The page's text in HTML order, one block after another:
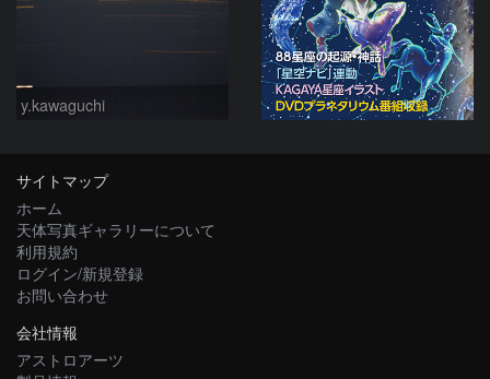
y.kawaguchi
サイトマップ
ホーム
天体写真ギャラリーについて
利用規約
ログイン/新規登録
お問い合わせ
会社情報
アストロアーツ